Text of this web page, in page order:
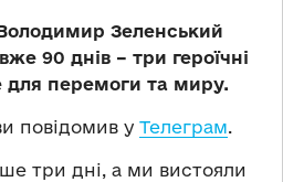
Зеленський
90 днів – три героїчні
для перемоги та миру.
повідомив у Телеграм.
три дні, а ми вистояли